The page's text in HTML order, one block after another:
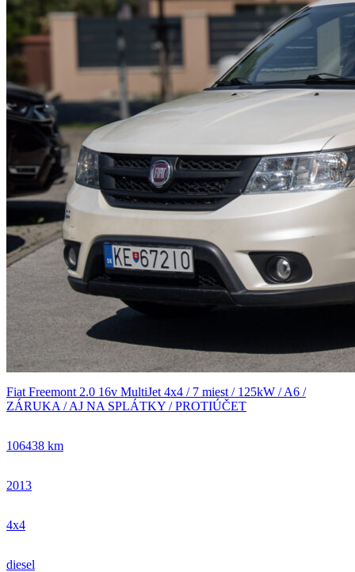
Fiat Freemont 2.0 16v MultiJet 4x4 / 7 miest / 125kW / A6 /
ZÁRUKA / AJ NA SPLÁTKY / PROTIÚČET
106438 km
2013
4x4
diesel